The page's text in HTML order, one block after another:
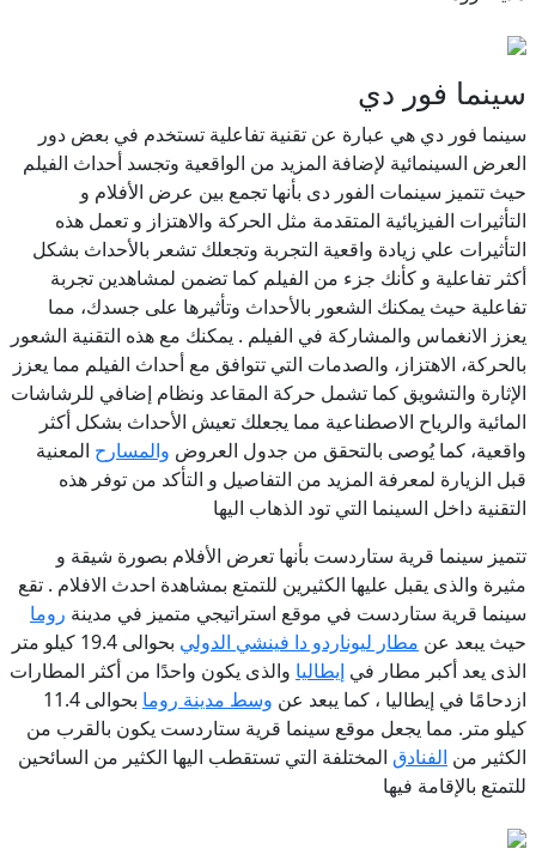
سينما فور دي
سينما فور دي هي عبارة عن تقنية تفاعلية تستخدم في بعض دور
العرض السينمائية لإضافة المزيد من الواقعية وتجسد أحداث الفيلم
حيث تتميز سينمات الفور دى بأنها تجمع بين عرض الأفلام و
التأثيرات الفيزيائية المتقدمة مثل الحركة والاهتزاز و تعمل هذه
التأثيرات علي زيادة واقعية التجربة وتجعلك تشعر بالأحداث بشكل
أكثر تفاعلية و كأنك جزء من الفيلم كما تضمن لمشاهدين تجربة
تفاعلية حيث يمكنك الشعور بالأحداث وتأثيرها على جسدك، مما
يعزز الانغماس والمشاركة في الفيلم . يمكنك مع هذه التقنية الشعور
بالحركة، الاهتزاز، والصدمات التي تتوافق مع أحداث الفيلم مما يعزز
الإثارة والتشويق كما تشمل حركة المقاعد ونظام إضافي للرشاشات
المائية والرياح الاصطناعية مما يجعلك تعيش الأحداث بشكل أكثر
واقعية، كما يُوصى بالتحقق من جدول العروض والمسارح المعنية
قبل الزيارة لمعرفة المزيد من التفاصيل و التأكد من توفر هذه
التقنية داخل السينما التي تود الذهاب اليها
تتميز سينما قرية ستاردست بأنها تعرض الأفلام بصورة شيقة و
مثيرة والذى يقبل عليها الكثيرين للتمتع بمشاهدة احدث الافلام . تقع
سينما قرية ستاردست في موقع استراتيجي متميز في مدينة روما
حيث يبعد عن مطار ليوناردو دا فينشي الدولي
بحوالى 19.4 كيلو متر
الذى يعد أكبر مطار في إيطاليا والذى يكون واحدًا من أكثر المطارات
ازدحامًا في إيطاليا ، كما يبعد عن وسط مدينة روما
بحوالى 11.4
كيلو متر. مما يجعل موقع سينما قرية ستاردست يكون بالقرب من
الكثير من الفنادق المختلفة التي تستقطب اليها الكثير من السائحين
للتمتع بالإقامة فيها